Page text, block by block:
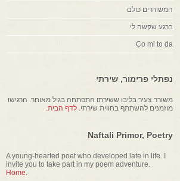
המשוררים כולם
ברגע שקשה לי
Co mi to da
נפתלי פרימור, שירתי
משורר צעיר בליבו ששירתו התפתחה בגיל מאוחר. הרגישו
מוזמנים להשתתף בחווית שירתי.לדף הבית.
Naftali Primor, Poetry
A young-hearted poet who developed late in life. I
invite you to take part in my poem adventure.
Home.